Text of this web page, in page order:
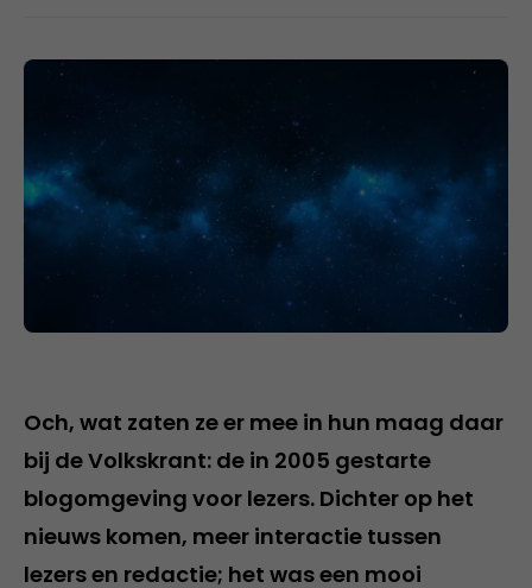
Och, wat zaten ze er mee in hun maag daar
bij de Volkskrant: de in 2005 gestarte
blogomgeving voor lezers. Dichter op het
nieuws komen, meer interactie tussen
lezers en redactie; het was een mooi